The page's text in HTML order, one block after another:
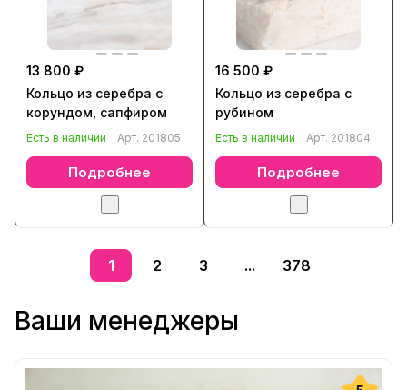
13 800 ₽
Кольцо из серебра с
корундом, сапфиром
Есть в наличии Арт. 201805
Подробнее
16 500 ₽
Кольцо из серебра с
рубином
Есть в наличии Арт. 201804
Подробнее
1 2 3 ... 378
Ваши менеджеры